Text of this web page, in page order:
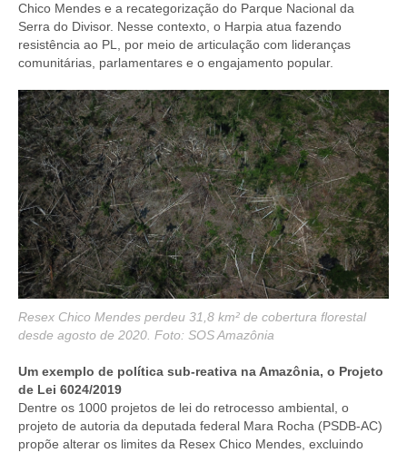
Chico Mendes e a recategorização do Parque Nacional da
Serra do Divisor. Nesse contexto, o Harpia atua fazendo
resistência ao PL, por meio de articulação com lideranças
comunitárias, parlamentares e o engajamento popular.
Resex Chico Mendes perdeu 31,8 km² de cobertura florestal
desde agosto de 2020. Foto: SOS Amazônia
Um exemplo de política sub-reativa na Amazônia, o Projeto
de Lei 6024/2019
Dentre os 1000 projetos de lei do retrocesso ambiental, o
projeto de autoria da deputada federal Mara Rocha (PSDB-AC)
propõe alterar os limites da Resex Chico Mendes, excluindo